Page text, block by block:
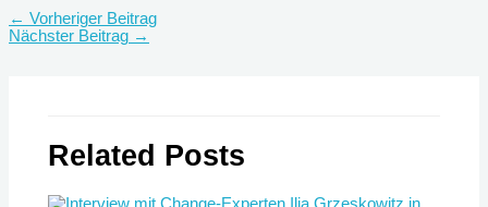
← Vorheriger Beitrag
Nächster Beitrag →
Related Posts